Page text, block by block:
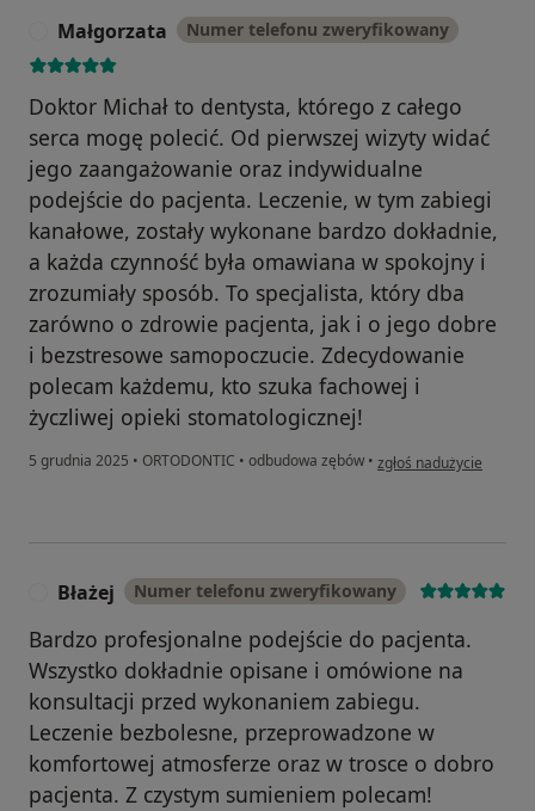
Małgorzata Numer telefonu zweryfikowany
Doktor Michał to dentysta, którego z całego
serca mogę polecić. Od pierwszej wizyty widać
jego zaangażowanie oraz indywidualne
podejście do pacjenta. Leczenie, w tym zabiegi
kanałowe, zostały wykonane bardzo dokładnie,
a każda czynność była omawiana w spokojny i
zrozumiały sposób. To specjalista, który dba
zarówno o zdrowie pacjenta, jak i o jego dobre
i bezstresowe samopoczucie. Zdecydowanie
polecam każdemu, kto szuka fachowej i
życzliwej opieki stomatologicznej!
5 grudnia 2025 • ORTODONTIC • odbudowa zębów • w opinii użytkownika
zgłoś nadużycie
Błażej Numer telefonu zweryfikowany
Bardzo profesjonalne podejście do pacjenta.
Wszystko dokładnie opisane i omówione na
konsultacji przed wykonaniem zabiegu.
Leczenie bezbolesne, przeprowadzone w
komfortowej atmosferze oraz w trosce o dobro
pacjenta. Z czystym sumieniem polecam!